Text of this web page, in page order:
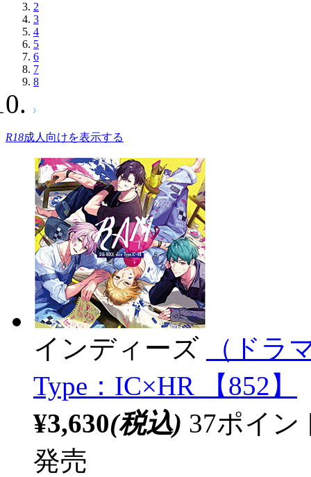
2
3
4
5
6
7
8
R18成人向けを表示する
インディーズ
（ドラ
Type：IC×HR 【852】
¥3,630(税込) 37ポイ
発売